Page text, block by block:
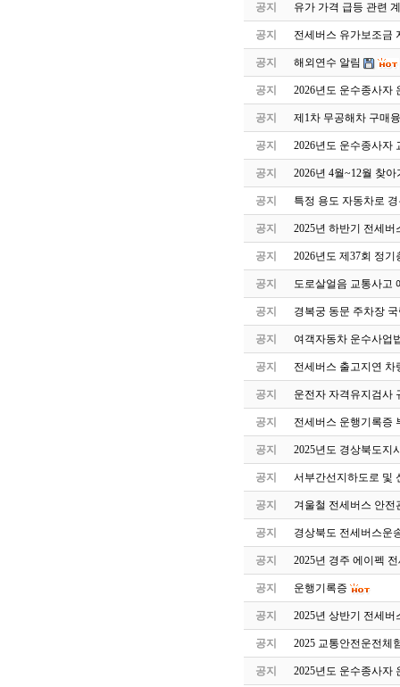
공지 유가 가격 급등 관련
공지 전세버스 유가보조금
공지 해외연수 알림
공지 2026년도 운수종사자
공지 제1차 무공해차 구매
공지 2026년도 운수종사자
공지 2026년 4월~12월 찾
공지 특정 용도 자동차로
공지 2025년 하반기 전세
공지 2026년도 제37회 정기
공지 도로살얼음 교통사고
공지 경복궁 동문 주차장
공지 여객자동차 운수사업
공지 전세버스 출고지연 차
공지 운전자 자격유지검사
공지 전세버스 운행기록증
공지 2025년도 경상북도지
공지 서부간선지하도로 및
공지 겨울철 전세버스 안전
공지 경상북도 전세버스운
공지 2025년 경주 에이펙
공지 운행기록증
공지 2025년 상반기 전세
공지 2025 교통안전운전체
공지 2025년도 운수종사자